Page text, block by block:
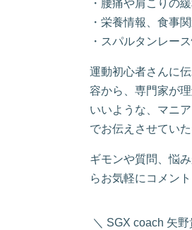
・腰痛や肩こりの
・栄養情報、食事
・スパルタンレー
運動初心者さんに
容から、専門家が
いいような、マニ
でお伝えさせていた
ギモンや質問、悩
らお気軽にコメント
SGX coach 矢